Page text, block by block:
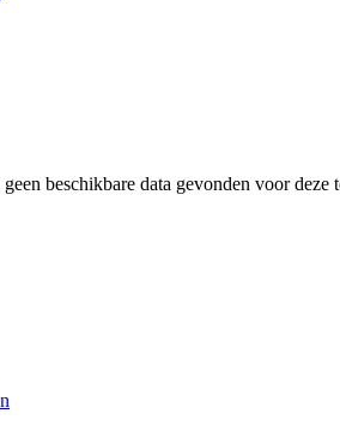
beschikbare data gevonden voor deze